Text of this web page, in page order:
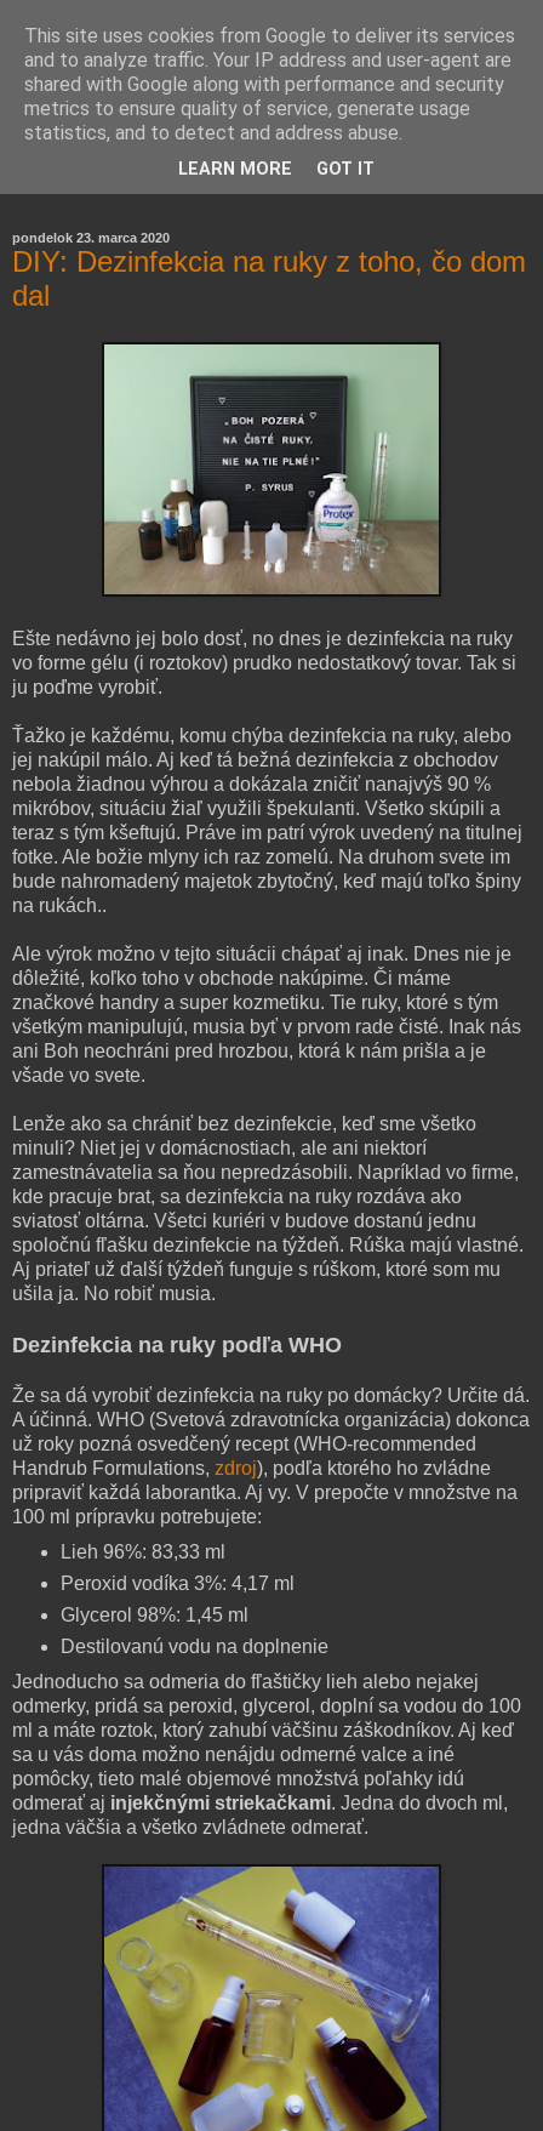
rozoberá témy o zdraví, živote a všetko možné.
pondelok 23. marca 2020
DIY: Dezinfekcia na ruky z toho, čo dom
dal
Ešte nedávno jej bolo dosť, no dnes je dezinfekcia na ruky
vo forme gélu (i roztokov) prudko nedostatkový tovar. Tak si
ju poďme vyrobiť.
Ťažko je každému, komu chýba dezinfekcia na ruky, alebo
jej nakúpil málo. Aj keď tá bežná dezinfekcia z obchodov
nebola žiadnou výhrou a dokázala zničiť nanajvýš 90 %
mikróbov, situáciu žiaľ využili špekulanti. Všetko skúpili a
teraz s tým kšeftujú. Práve im patrí výrok uvedený na titulnej
fotke. Ale božie mlyny ich raz zomelú. Na druhom svete im
bude nahromadený majetok zbytočný, keď majú toľko špiny
na rukách..
Ale výrok možno v tejto situácii chápať aj inak. Dnes nie je
dôležité, koľko toho v obchode nakúpime. Či máme
značkové handry a super kozmetiku. Tie ruky, ktoré s tým
všetkým manipulujú, musia byť v prvom rade čisté. Inak nás
ani Boh neochráni pred hrozbou, ktorá k nám prišla a je
všade vo svete.
Lenže ako sa chrániť bez dezinfekcie, keď sme všetko
minuli? Niet jej v domácnostiach, ale ani niektorí
zamestnávatelia sa ňou nepredzásobili. Napríklad vo firme,
kde pracuje brat, sa dezinfekcia na ruky rozdáva ako
sviatosť oltárna. Všetci kuriéri v budove dostanú jednu
spoločnú fľašku dezinfekcie na týždeň. Rúška majú vlastné.
Aj priateľ už ďalší týždeň funguje s rúškom, ktoré som mu
ušila ja. No robiť musia.
Dezinfekcia na ruky podľa WHO
Že sa dá vyrobiť dezinfekcia na ruky po domácky? Určite dá.
A účinná. WHO (Svetová zdravotnícka organizácia) dokonca
už roky pozná osvedčený recept (WHO-recommended
Handrub Formulations, zdroj), podľa ktorého ho zvládne
pripraviť každá laborantka. Aj vy. V prepočte v množstve na
100 ml prípravku potrebujete:
Lieh 96%: 83,33 ml
Peroxid vodíka 3%: 4,17 ml
Glycerol 98%: 1,45 ml
Destilovanú vodu na doplnenie
Jednoducho sa odmeria do fľaštičky lieh alebo nejakej
odmerky, pridá sa peroxid, glycerol, doplní sa vodou do 100
ml a máte roztok, ktorý zahubí väčšinu záškodníkov. Aj keď
sa u vás doma možno nenájdu odmerné valce a iné
pomôcky, tieto malé objemové množstvá poľahky idú
odmerať aj injekčnými striekačkami. Jedna do dvoch ml,
jedna väčšia a všetko zvládnete odmerať.
This site uses cookies from Google to deliver its services
and to analyze traffic. Your IP address and user-agent are
shared with Google along with performance and security
metrics to ensure quality of service, generate usage
statistics, and to detect and address abuse.
LEARN MORE GOT IT